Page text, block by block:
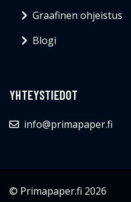
Graafinen ohjeistus
Blogi
YHTEYSTIEDOT
info@primapaper.fi
© Primapaper.fi 2026